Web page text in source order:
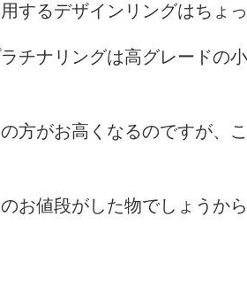
するデザインリングはちょ
チナリングは高グレードの
方がお高くなるのですが、
お値段がした物でしょうか